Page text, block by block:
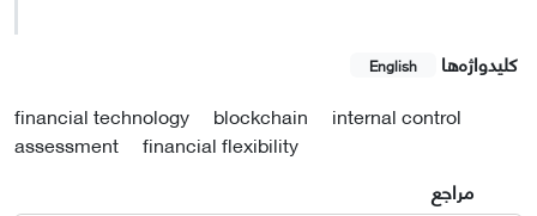
کلیدواژه‌ها English
financial technology blockchain
internal control
assessment
financial flexibility
مراجع